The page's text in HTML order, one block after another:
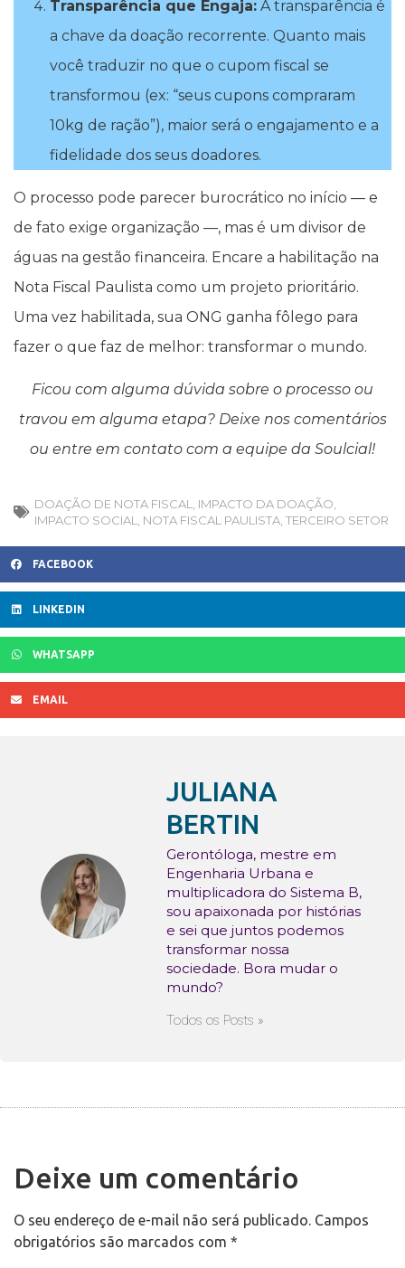
Transparência que Engaja: A transparência é
a chave da doação recorrente. Quanto mais
você traduzir no que o cupom fiscal se
transformou (ex: “seus cupons compraram
10kg de ração”), maior será o engajamento e a
fidelidade dos seus doadores.
O processo pode parecer burocrático no início — e
de fato exige organização —, mas é um divisor de
águas na gestão financeira. Encare a habilitação na
Nota Fiscal Paulista como um projeto prioritário.
Uma vez habilitada, sua ONG ganha fôlego para
fazer o que faz de melhor: transformar o mundo.
Ficou com alguma dúvida sobre o processo ou
travou em alguma etapa? Deixe nos comentários
ou entre em contato com a equipe da Soulcial!
DOAÇÃO DE NOTA FISCAL IMPACTO DA DOAÇÃO
IMPACTO SOCIAL
NOTA FISCAL PAULISTA TERCEIRO SETOR
FACEBOOK
LINKEDIN
WHATSAPP
EMAIL
JULIANA
BERTIN
Gerontóloga, mestre em
Engenharia Urbana e
multiplicadora do Sistema B,
sou apaixonada por histórias
e sei que juntos podemos
transformar nossa
sociedade. Bora mudar o
mundo?
Todos os Posts »
Deixe um comentário
O seu endereço de e-mail não será publicado. Campos
obrigatórios são marcados com *